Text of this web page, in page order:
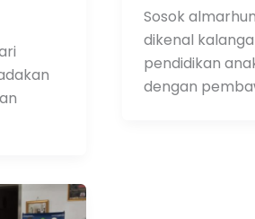
Sosok
dikenal
pendidikan
dengan